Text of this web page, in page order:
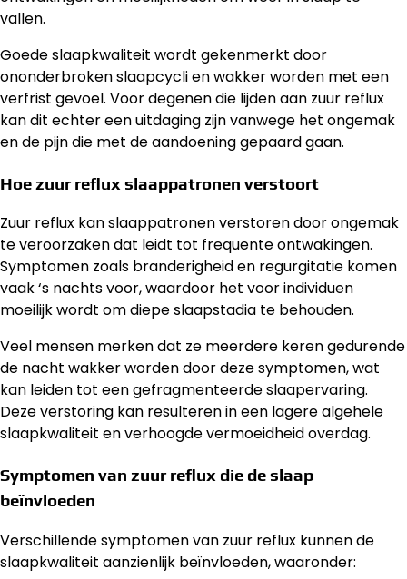
vallen.
Goede slaapkwaliteit wordt gekenmerkt door
ononderbroken slaapcycli en wakker worden met een
verfrist gevoel. Voor degenen die lijden aan zuur reflux
kan dit echter een uitdaging zijn vanwege het ongemak
en de pijn die met de aandoening gepaard gaan.
Hoe zuur reflux slaappatronen verstoort
Zuur reflux kan slaappatronen verstoren door ongemak
te veroorzaken dat leidt tot frequente ontwakingen.
Symptomen zoals branderigheid en regurgitatie komen
vaak ‘s nachts voor, waardoor het voor individuen
moeilijk wordt om diepe slaapstadia te behouden.
Veel mensen merken dat ze meerdere keren gedurende
de nacht wakker worden door deze symptomen, wat
kan leiden tot een gefragmenteerde slaapervaring.
Deze verstoring kan resulteren in een lagere algehele
slaapkwaliteit en verhoogde vermoeidheid overdag.
Symptomen van zuur reflux die de slaap
beïnvloeden
Verschillende symptomen van zuur reflux kunnen de
slaapkwaliteit aanzienlijk beïnvloeden, waaronder: